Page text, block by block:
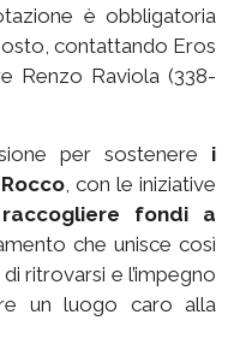
è obbligatoria
contattando Eros
Renzo Raviola (338-
per sostenere i
, con le iniziative
raccogliere fondi a
che unisce così
ritrovarsi e l’impegno
un luogo caro alla